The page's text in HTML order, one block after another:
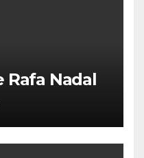
Rafa Nadal